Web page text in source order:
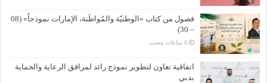
فصول من كتاب «الوطنيّة والمُواطَنة، الإمارات نموذجاً» (08
– 30)
اتفاقية تعاون لتطوير نموذج رائد لمرافق الرعاية والحماية
بدبي